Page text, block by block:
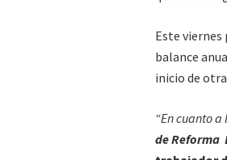
Este
balance
inicio de
“En cuanto
de Reforma